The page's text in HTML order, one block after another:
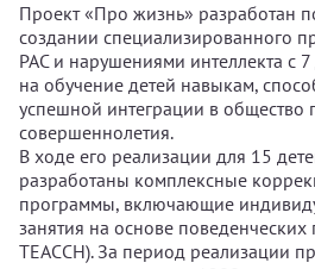
Проект «Про жизнь» разработан
создании специализированного
РАС и нарушениями интеллекта с
на обучение детей навыкам,
успешной интеграции в общество
совершеннолетия.
В ходе его реализации для 15
разработаны комплексные
программы, включающие
занятия на основе
ТЕАССН). За период реализации